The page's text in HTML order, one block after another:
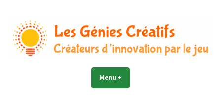
contenu
Les Génies Créatifs©
Créateur d'innovation par le jeu
Menu +